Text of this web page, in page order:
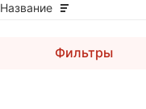
Название
Фильтры